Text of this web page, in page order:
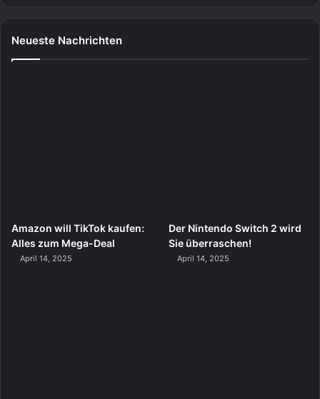
Neueste Nachrichten
Amazon will TikTok kaufen:
Alles zum Mega-Deal
April 14, 2025
Der Nintendo Switch 2 wird
Sie überraschen!
April 14, 2025